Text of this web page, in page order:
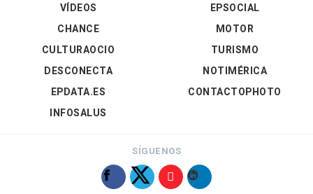
VÍDEOS
EPSOCIAL
CHANCE
CULTURAOCIO
DESCONECTA
EPDATA.ES
INFOSALUS
MOTOR
TURISMO
NOTIMÉRICA
CONTACTOPHOTO
SÍGUENOS